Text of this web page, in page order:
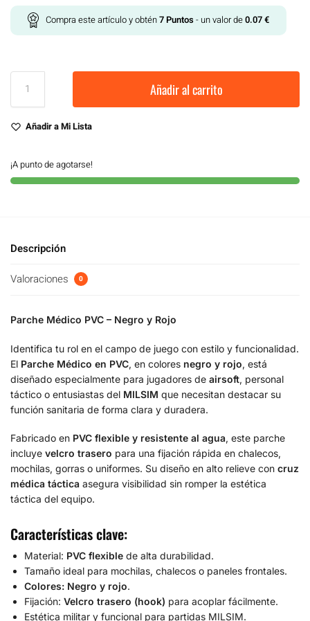
Compra este artículo y obtén7Puntos - un valor de0.07€
Añadir al carrito
Añadir a Mi Lista
¡A punto de agotarse!
Descripción
Valoraciones 0
Parche Médico PVC – Negro y Rojo
Identifica tu rol en el campo de juego con estilo y funcionalidad.
El Parche Médico en PVC, en colores negro y rojo, está
diseñado especialmente para jugadores de airsoft, personal
táctico o entusiastas del MILSIM que necesitan destacar su
función sanitaria de forma clara y duradera.
Fabricado en PVC flexible y resistente al agua, este parche
incluye velcro trasero para una fijación rápida en chalecos,
mochilas, gorras o uniformes. Su diseño en alto relieve con cruz
médica táctica asegura visibilidad sin romper la estética
táctica del equipo.
Características clave:
Material: PVC flexible de alta durabilidad.
Tamaño ideal para mochilas, chalecos o paneles frontales.
Colores: Negro y rojo.
Fijación: Velcro trasero (hook) para acoplar fácilmente.
Estética militar y funcional para partidas MILSIM.